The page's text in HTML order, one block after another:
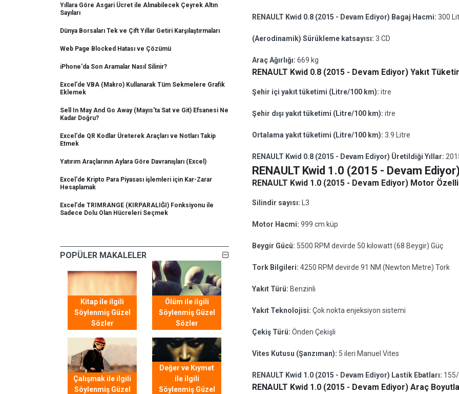
Yıllara Göre Asgari Ücret ile Alınabilecek Çeyrek Altın
Sayıları
Dünya Borsaları Tek ve Çift Yıllar Getiri Karşılaştırmaları
Web Page Blocked Hatası ve Çözümü
iPhone'da Son Aramalar Nasıl Silinir?
Excel'de VBA (Makro) Kullanarak Tüm Sekmelere Grafik
Eklemek
Sell In May And Go Away (Mayıs'ta Sat ve Git) Efsanesi Ne
Kadar Doğru?
Excel'de QR Kodlar Üreterek Araçları ve Notları Takip
Etmek
Yatırım Araçlarının Aylara Göre Davranışları (Excel)
Excel'de Kripto Para Piyasası işlemleri için Kar-Zarar
Hesaplamak
Excel'de TRIMRANGE (KIRPARALIĞI) Fonksiyonu ile
Sadece Dolu Olan Hücreleri Seçmek
POPÜLER MAKALELER
Kitap ile ilgili
Söylenmiş Güzel
Sözler
Ölüm ile ilgili
Söylenmiş Güzel
Sözler
Çalışmak ile ilgili
Söylenmiş Güzel
Değer ve Kıymet
ile ilgili
Söylenmiş Güzel
RENAULT Kwid 0.8 (2015 - Devam Ediyor) Bagaj Hacmi: 300
(Aerodinamik) Sürükleme katsayısı: 3 CD
Araç Ağırlığı: 669 kg
RENAULT Kwid 0.8 (2015 - Devam Ediyor) Yakıt
Şehir içi yakıt tüketimi (Litre/100 km): itre
Şehir dışı yakıt tüketimi (Litre/100 km): itre
Ortalama yakıt tüketimi (Litre/100 km): 3.9 Litre
RENAULT Kwid 0.8 (2015 - Devam Ediyor) Üretildiği Yıllar:
RENAULT Kwid 1.0 (2015 - Devam Ediyor)
RENAULT Kwid 1.0 (2015 - Devam Ediyor) Motor
Silindir sayısı: L3
Motor Hacmi: 999 cm küp
Beygir Gücü: 5500 RPM devirde 50 kilowatt (68 Beygir) Güç
Tork Bilgileri: 4250 RPM devirde 91 NM (Newton Metre) Tork
Yakıt Türü: Benzinli
Yakıt Teknolojisi: Çok nokta enjeksiyon sistemi
Çekiş Türü: Önden Çekişli
Vites Kutusu (Şanzıman): 5 ileri Manuel Vites
RENAULT Kwid 1.0 (2015 - Devam Ediyor) Lastik Ebatları:
RENAULT Kwid 1.0 (2015 - Devam Ediyor) Araç